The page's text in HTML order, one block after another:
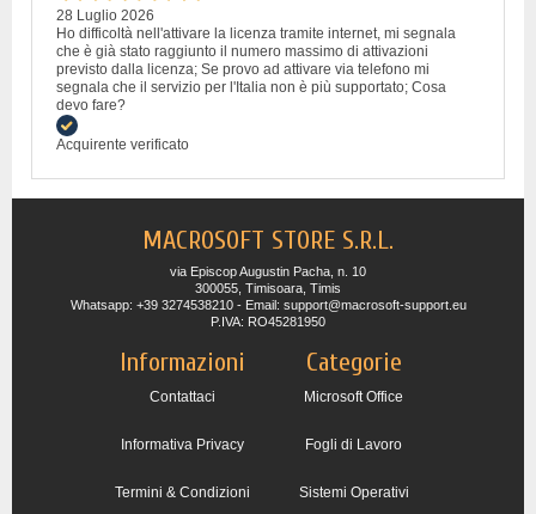
28 Luglio 2026
Ho difficoltà nell'attivare la licenza tramite internet, mi segnala
che è già stato raggiunto il numero massimo di attivazioni
previsto dalla licenza; Se provo ad attivare via telefono mi
segnala che il servizio per l'Italia non è più supportato; Cosa
devo fare?
Acquirente verificato
MACROSOFT STORE S.R.L.
via Episcop Augustin Pacha, n. 10
300055, Timisoara, Timis
Whatsapp: +39 3274538210 - Email: support@macrosoft-support.eu
P.IVA: RO45281950
Informazioni
Contattaci
Informativa Privacy
Termini & Condizioni
Categorie
Microsoft Office
Fogli di Lavoro
Sistemi Operativi